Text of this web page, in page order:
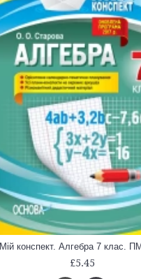
Мій конспект. Алгебра 7 клас.
£5.45